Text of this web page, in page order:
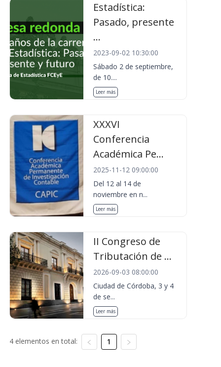
Estadística:
Pasado, presente
...
2023-09-02 10:30:00
Sábado 2 de septiembre,
de 10....
Leer más
XXXVI
Conferencia
Académica Pe...
2025-11-12 09:00:00
Del 12 al 14 de
noviembre en n...
Leer más
II Congreso de
Tributación de ...
2026-09-03 08:00:00
Ciudad de Córdoba, 3 y 4
de se...
Leer más
4 elementos en total: 1